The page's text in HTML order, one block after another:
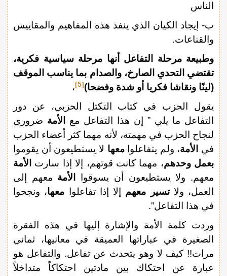
الناس
ب‌- إيجاد الكيان الذي ينفذ هذه المفاهيم والمقاييس
والقناعات.
وطبيعة مرحلة التفاعل أنها مرحلة سياسية فكرية،
تقتضي التحدي الصارخ، والصدام بما يناسب الموقف
(لينًا ونقاشا فكريا أو شدة وفضحا)[5]
،
يقول الحزب في كتاب التكتل الحزبي، عن دور
التفاعل ما يلي ” إن هذا التفاعل مع
الأمة ضروري
لنجاح الحزب في مهمته، لأنه مهما كثر أعضاء الحزب
في
الأمة، ولم يتفاعلوامعها لا يستطيعون أن يقوموا
بعمل وحدهم، مهما كانت قوتهم، إلا إذا سارت
الأمة
معهم. ولا يستطيعون أن يسوقوا
الأمة معهم إلى
العمل، ولاتسير معهم إلا إذا تفاعلوا معها، ونجحوا
في هذا التفاعل”.
وردت كلمة الأمة والإشارة إليها في هذه الفقرة
الصغيرة في عباراتها العميقة في معانيها، ثماني
مرات!! كيف لا وهو يتحدث عن تفاعل. والتفاعل هو
عبارة عن احتكاك بين مادتين احتكاكاً متداخلاً